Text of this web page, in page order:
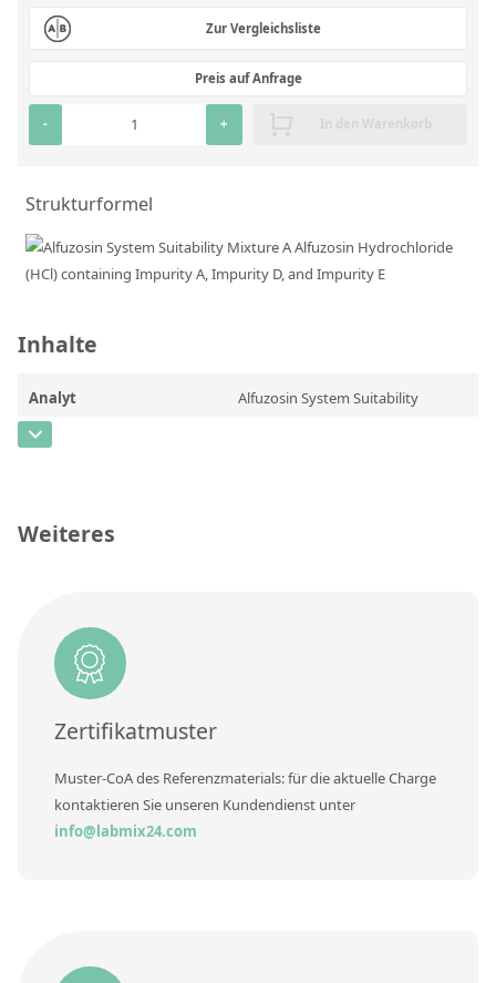
RFA-Monitorproben aus Silikatglas
Kundenspezifische Partikelstandards
Unsere Partner und Marken
Presse und Aktuelles
Vertretungen im Ausland
FAQ
Karriere bei Labmix24
Zur Vergleichsliste
Preis auf Anfrage
- + In den Warenkorb
Strukturformel
Inhalte
Analyt
Alfuzosin System Suitability
Zusätzliche Informationen
Methode
Weiteres
Zertifikatmuster
Muster-CoA des Referenzmaterials: für die aktuelle Charge
kontaktieren Sie unseren Kundendienst unter
info@labmix24.com